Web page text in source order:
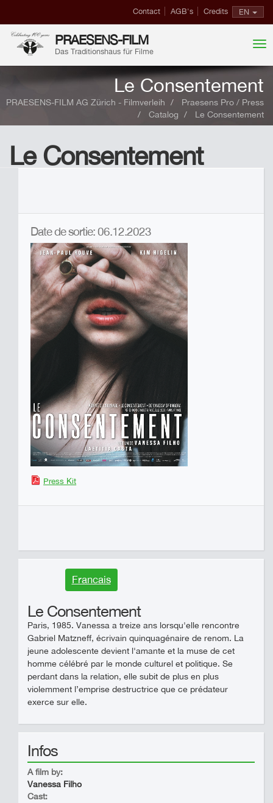
EN
Contact AGB's Credits
PRAESENS-FILM
Das Traditionshaus für Filme
Le Consentement
PRAESENS-FILM AG Zürich - Filmverleih
Praesens Pro / Press
Catalog
Le Consentement
Le Consentement
Date de sortie: 06.12.2023
Press Kit
Francais
Le Consentement
Paris, 1985. Vanessa a treize ans lorsqu'elle rencontre
Gabriel Matzneff, écrivain quinquagénaire de renom. La
jeune adolescente devient l'amante et la muse de cet
homme célébré par le monde culturel et politique. Se
perdant dans la relation, elle subit de plus en plus
violemment l’emprise destructrice que ce prédateur
exerce sur elle.
Infos
A film by:
Vanessa Filho
Cast: